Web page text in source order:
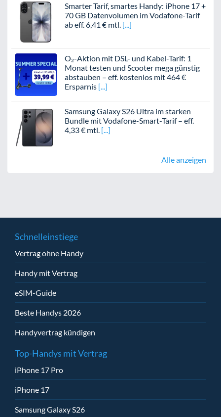
Smarter Tarif, smartes Handy: iPhone 17 +
70 GB Datenvolumen im Vodafone-Tarif
ab eff. 6,41 € mtl.
O₂-Aktion mit DSL- und Kabel-Tarif: 1
Monat testen und Scooter mega günstig
abstauben – eff. kostenlos mit 464 €
Ersparnis
Samsung Galaxy S26 Ultra im starken
Bundle mit Vodafone-Smart-Tarif – eff.
4,33 € mtl.
Alle anzeigen
Schnelleinstiege
Vertrag ohne Handy
Handy mit Vertrag
eSIM-Guide
Beste Handys 2026
Handyvertrag kündigen
Top-Handys mit Vertrag
iPhone 17 Pro
iPhone 17
Samsung Galaxy S26